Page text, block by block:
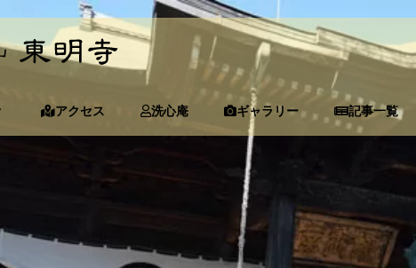
アクセス 洗心庵 ギャラリー 記事一覧